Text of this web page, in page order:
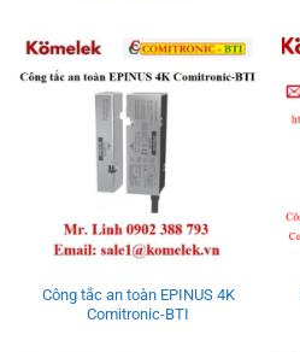
Công tắc an toàn EPINUS 4K
Comitronic-BTI